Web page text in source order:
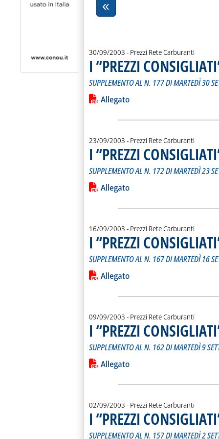
30/09/2003 - Prezzi Rete Carburanti
I “PREZZI
SUPPLEMENTO AL N. 177 DI MARTEDÌ 30
Leggi tutta la notizia: 'I “PREZZI
Lista allegati PDF alla notizia
Allegato
23/09/2003 - Prezzi Rete Carburanti
I “PREZZI
SUPPLEMENTO AL N. 172 DI MARTEDÌ 23
Leggi tutta la notizia: 'I “PREZZI
Lista allegati PDF alla notizia
Allegato
16/09/2003 - Prezzi Rete Carburanti
I “PREZZI
SUPPLEMENTO AL N. 167 DI MARTEDÌ 16
Leggi tutta la notizia: 'I “PREZZI
Lista allegati PDF alla notizia
Allegato
09/09/2003 - Prezzi Rete Carburanti
I “PREZZI
SUPPLEMENTO AL N. 162 DI MARTEDÌ 9
Leggi tutta la notizia: 'I “PREZZI
Lista allegati PDF alla notizia
Allegato
02/09/2003 - Prezzi Rete Carburanti
I “PREZZI
SUPPLEMENTO AL N. 157 DI MARTEDÌ 2